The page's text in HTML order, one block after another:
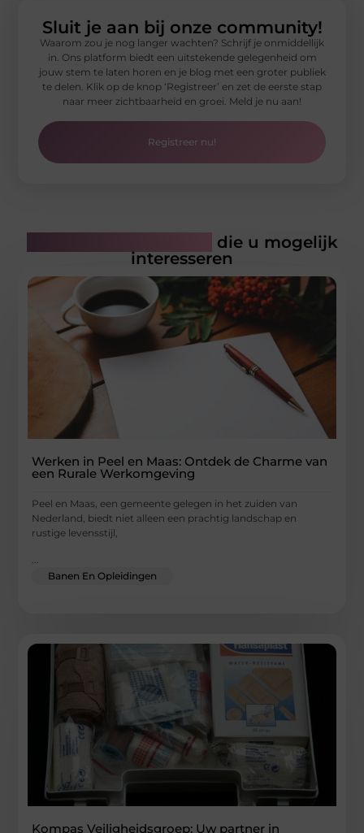
Sluit je aan bij onze community!
Waarom zou je nog langer wachten? Schrijf je onmiddellijk
in. Ons platform biedt een uitstekende gelegenheid om
jouw stem te laten horen en je blog met een groter publiek
te delen. Klik op de knop ‘Registreer’ en zet de eerste stap
naar meer zichtbaarheid en groei. Meld je nu aan!
Registreer nu!
die u mogelijk
interesseren
Werken in Peel en Maas: Ontdek de Charme van
een Rurale Werkomgeving
Peel en Maas, een gemeente gelegen in het zuiden van
Nederland, biedt niet alleen een prachtig landschap en
rustige levensstijl,
Banen En Opleidingen
Kompas Veiligheidsgroep: Uw partner in